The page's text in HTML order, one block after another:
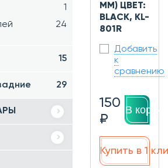
1
24
15
29
MM) ЦВЕТ:
BLACK, KL-
801R
Добавить
к
сравнению
150
₽
В
Купить в 1